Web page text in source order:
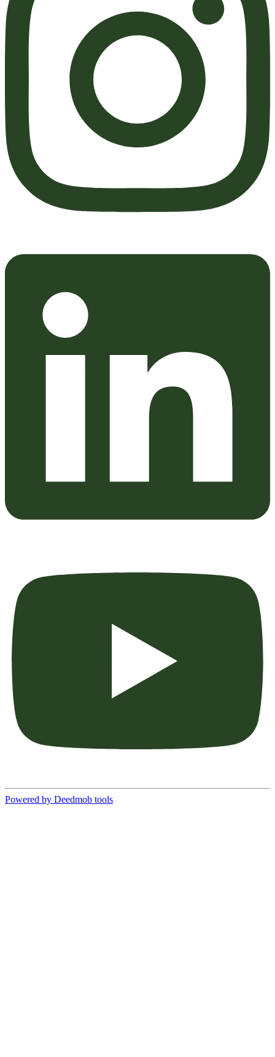
Powered by Deedmob tools